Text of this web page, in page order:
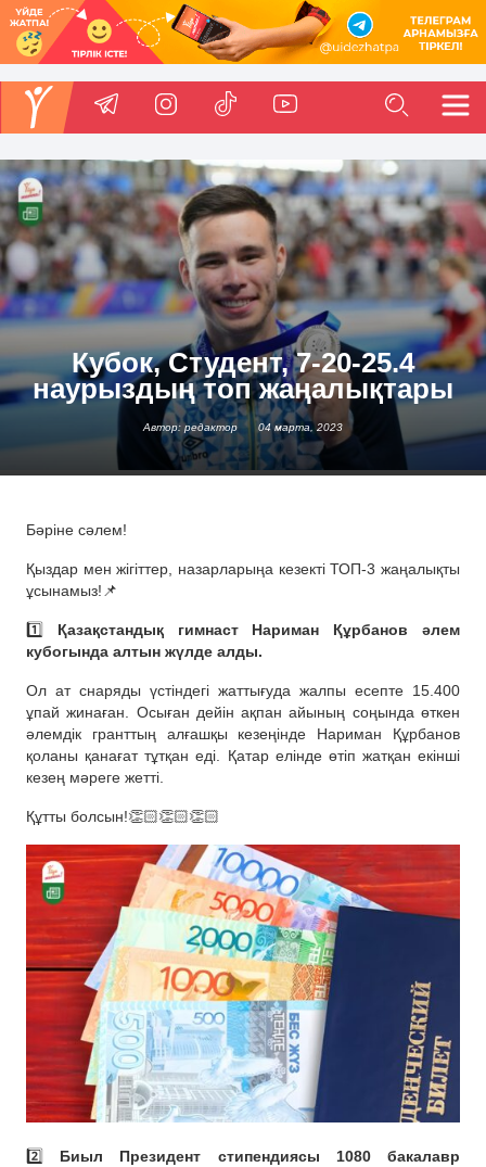
Кубок, Студент, 7-20-25.4
наурыздың топ жаңалықтары
Автор: редактор 04 марта, 2023
Бәріне сәлем!
Қыздар мен жігіттер, назарларыңа кезекті ТОП-3 жаңалықты
ұсынамыз!📌
1️⃣ Қазақстандық гимнаст Нариман Құрбанов әлем
кубогында алтын жүлде алды.
Ол ат снаряды үстіндегі жаттығуда жалпы есепте 15.400
ұпай жинаған. Осыған дейін ақпан айының соңында өткен
әлемдік гранттың алғашқы кезеңінде Нариман Құрбанов
қоланы қанағат тұтқан еді. Қатар елінде өтіп жатқан екінші
кезең мәреге жетті.
Құтты болсын!👏🏻👏🏻👏🏻
2️⃣ Биыл Президент стипендиясы 1080 бакалавр